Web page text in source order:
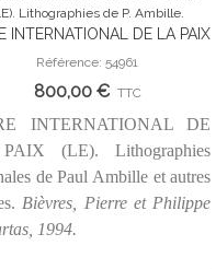
INTERNATIONAL DE LA PAIX
Lithographies de P. Ambille.
Référence: 54961
800,00 € TTC
INTERNATIONAL DE
(LE). Lithographies
de Paul Ambille et autres
Bièvres, Pierre et Philippe
1994.